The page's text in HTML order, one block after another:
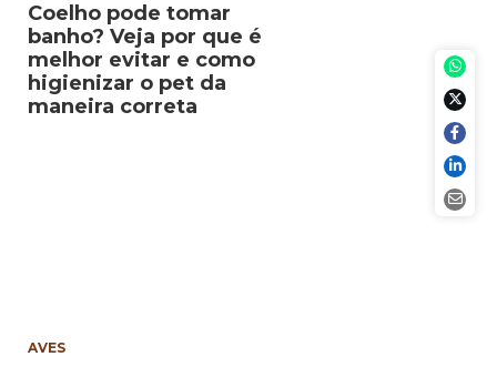
Coelho pode tomar
banho? Veja por que é
melhor evitar e como
higienizar o pet da
maneira correta
AVES